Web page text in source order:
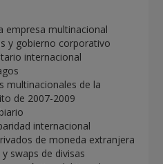
empresa multinacional
y gobierno corporativo
internacional
multinacionales de la
de 2007-2009
internacional
de moneda extranjera
swaps de divisas